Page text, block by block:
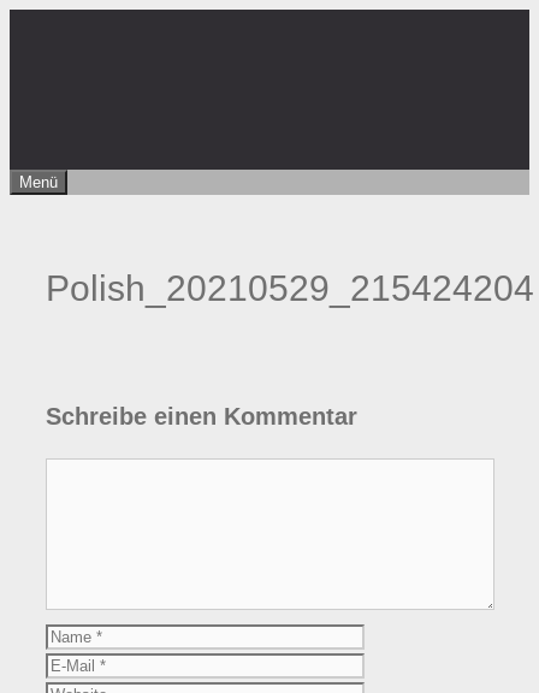
Menü
Polish_20210529_215424204
Schreibe einen Kommentar
Name